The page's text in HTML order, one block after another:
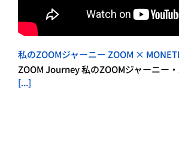
私のZOOMジャーニー ZOOM ×
ZOOM Journey 私のZOOMジャーニー
[...]